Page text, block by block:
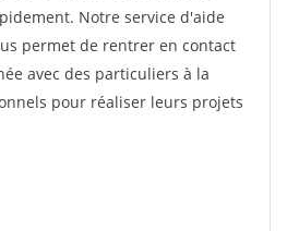
Notre service d'aide
permet de rentrer en contact
avec des particuliers à la
pour réaliser leurs projets